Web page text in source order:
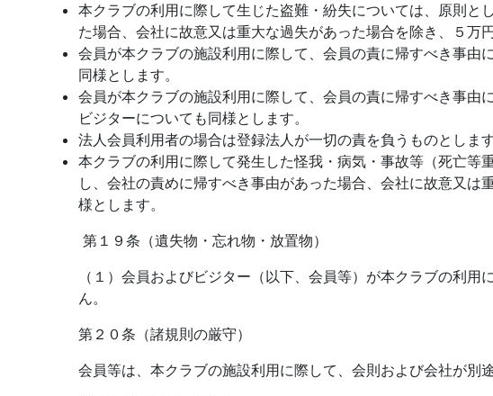
本クラブの利用に際して生じた盗難・紛失については、原則
た場合、会社に故意又は重大な過失があった場合を除き、５万
会員が本クラブの施設利用に際して、会員の責に帰すべき事
同様とします。
会員が本クラブの施設利用に際して、会員の責に帰すべき事由
ビジターについても同様とします。
法人会員利用者の場合は登録法人が一切の責を負うものとします
本クラブの利用に際して発生した怪我・病気・事故等（死亡
し、会社の責めに帰すべき事由があった場合、会社に故意又
様とします。
第１９条（遺失物・忘れ物・放置物）
（１）会員およびビジター（以下、会員等）が本クラブの利
ん。
第２０条（諸規則の厳守）
会員等は、本クラブの施設利用に際して、会則および会社が別